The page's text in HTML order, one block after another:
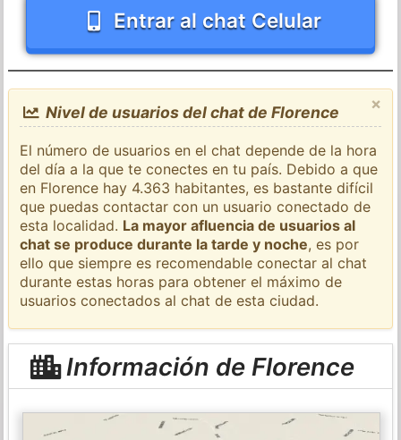
Entrar al chat Celular
×
Nivel de usuarios del chat de Florence
El número de usuarios en el chat depende de la hora
del día a la que te conectes en tu país. Debido a que
en Florence hay 4.363 habitantes, es bastante difícil
que puedas contactar con un usuario conectado de
esta localidad. La mayor afluencia de usuarios al
chat se produce durante la tarde y noche, es por
ello que siempre es recomendable conectar al chat
durante estas horas para obtener el máximo de
usuarios conectados al chat de esta ciudad.
Información de Florence